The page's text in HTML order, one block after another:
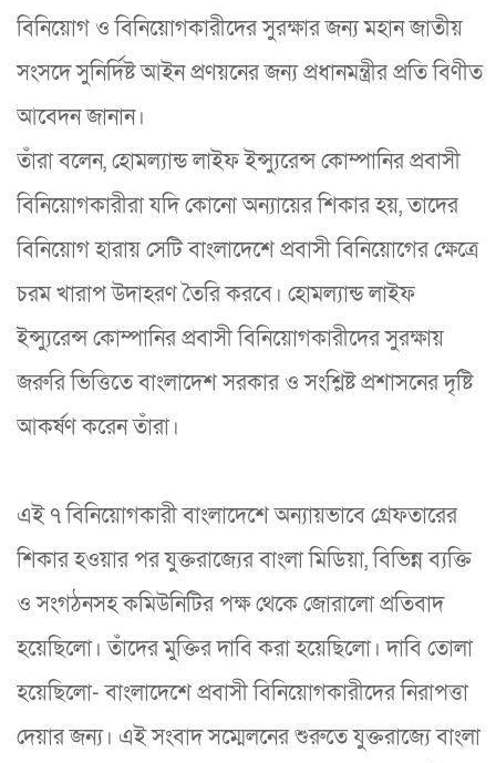
বিনিয়োগ ও বিনিয়োগকারীদের সুরক্ষার জন্য মহান জাতীয়
সংসদে সুনির্দিষ্ট আইন প্রণয়নের জন্য প্রধানমন্ত্রীর প্রতি বিণীত
আবেদন জানান।
তাঁরা বলেন, হোমল্যান্ড লাইফ ইন্স্যুরেন্স কোম্পানির প্রবাসী
বিনিয়োগকারীরা যদি কোনো অন্যায়ের শিকার হয়, তাদের
বিনিয়োগ হারায় সেটি বাংলাদেশে প্রবাসী বিনিয়োগের ক্ষেত্রে
চরম খারাপ উদাহরণ তৈরি করবে। হোমল্যান্ড লাইফ
ইন্স্যুরেন্স কোম্পানির প্রবাসী বিনিয়োগকারীদের সুরক্ষায়
জরুরি ভিত্তিতে বাংলাদেশ সরকার ও সংশ্লিষ্ট প্রশাসনের দৃষ্টি
আকর্ষণ করেন তাঁরা।
এই ৭ বিনিয়োগকারী বাংলাদেশে অন্যায়ভাবে গ্রেফতারের
শিকার হওয়ার পর যুক্তরাজ্যের বাংলা মিডিয়া, বিভিন্ন ব্যক্তি
ও সংগঠনসহ কমিউনিটির পক্ষ থেকে জোরালো প্রতিবাদ
হয়েছিলো। তাঁদের মুক্তির দাবি করা হয়েছিলো। দাবি তোলা
হয়েছিলো- বাংলাদেশে প্রবাসী বিনিয়োগকারীদের নিরাপত্তা
দেয়ার জন্য। এই সংবাদ সম্মেলনের শুরুতে যুক্তরাজ্যে বাংলা